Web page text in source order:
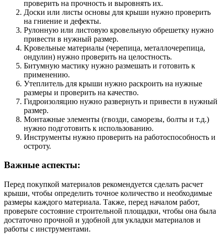
проверить на прочность и выровнять их.
Доски или листы основы для крыши нужно проверить
на гниение и дефекты.
Рулонную или листовую кровельную обрешетку нужно
привести в нужный размер.
Кровельные материалы (черепица, металлочерепица,
ондулин) нужно проверить на целостность.
Битумную мастику нужно размешать и готовить к
применению.
Утеплитель для крыши нужно раскроить на нужные
размеры и проверить на качество.
Гидроизоляцию нужно развернуть и привести в нужный
размер.
Монтажные элементы (гвозди, саморезы, болты и т.д.)
нужно подготовить к использованию.
Инструменты нужно проверить на работоспособность и
остроту.
Важные аспекты:
Перед покупкой материалов рекомендуется сделать расчет
крыши, чтобы определить точное количество и необходимые
размеры каждого материала. Также, перед началом работ,
проверьте состояние строительной площадки, чтобы она была
достаточно прочной и удобной для укладки материалов и
работы с инструментами.